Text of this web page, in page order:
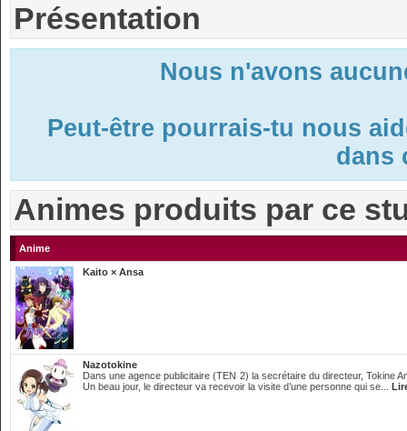
Présentation
Nous n'avons
Peut-être pourrais-tu nous
dans
Animes produits par ce
Anime
Kaito × Ansa
Nazotokine
Dans une agence publicitaire (TEN 2) la secrétaire du directeur, Tokine
Un beau jour, le directeur va recevoir la visite d’une personne qui se...